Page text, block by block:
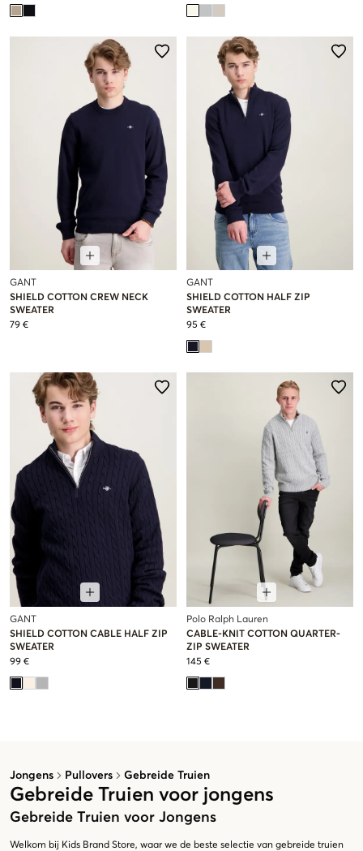
Jongens Pullovers Gebreide Truien
Gebreide Truien voor jongens
Gebreide Truien voor Jongens
Welkom bij Kids Brand Store, waar we de beste selectie van gebreide truien
GANT
SHIELD COTTON CREW NECK
SWEATER
79 €
GANT
SHIELD COTTON HALF ZIP
SWEATER
95 €
GANT
SHIELD COTTON CABLE HALF ZIP
SWEATER
99 €
Polo Ralph Lauren
CABLE-KNIT COTTON QUARTER-
ZIP SWEATER
145 €